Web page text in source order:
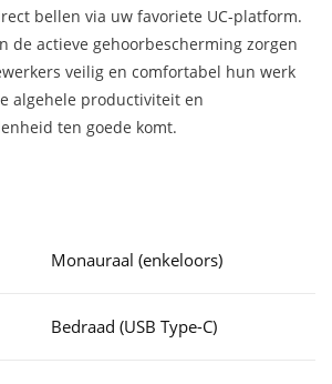
bellen via uw favoriete UC-platform.
de actieve gehoorbescherming zorgen
veilig en comfortabel hun werk
algehele productiviteit en
ten goede komt.
Monauraal (enkeloors)
Bedraad (USB Type-C)